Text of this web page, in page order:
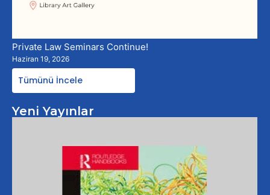
Private Law Seminars Continue!
Haziran 19, 2026
Tümünü İncele
Yeni Yayınlar